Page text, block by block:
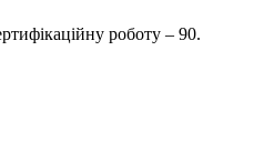
роботу – 90.